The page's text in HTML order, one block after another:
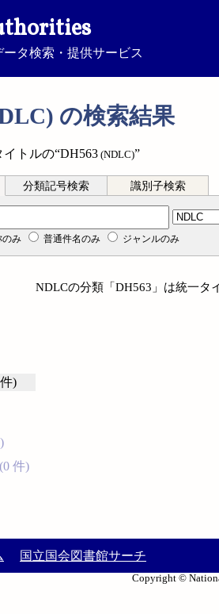
タ検索・提供サービス
の検索結果
トルの“DH563 (NDLC)”
分類記号検索 識別子検索
のみ 普通件名のみ ジャンルのみ
)
件)
NDLCの分類「DH563」は統一タ
国立国会図書館サーチ
Copyright ©